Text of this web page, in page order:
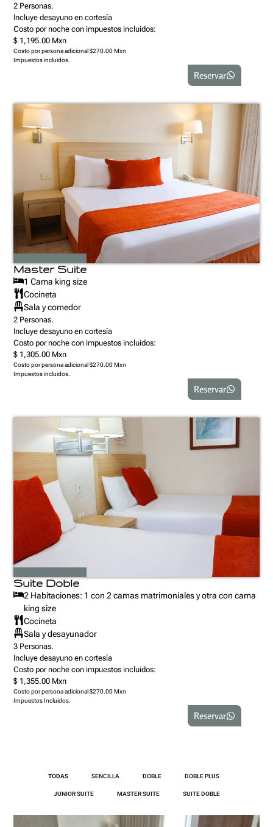
2 Personas.
Incluye desayuno en cortesía
Costo por noche con impuestos incluidos:
$ 1,195.00 Mxn
Costo por persona adicional $270.00 Mxn
Impuestos incluidos.
Reservar
Master Suite
1 Cama king size
Cocineta
Sala y comedor
2 Personas.
Incluye desayuno en cortesía
Costo por noche con impuestos incluidos:
$ 1,305.00 Mxn
Costo por persona adicional $270.00 Mxn
Impuestos incluidos.
Reservar
Suite Doble
2 Habitaciones: 1 con 2 camas matrimoniales y otra con cama
king size
Cocineta
Sala y desayunador
3 Personas.
Incluye desayuno en cortesía
Costo por noche con impuestos incluidos:
$ 1,355.00 Mxn
Costo por persona adicional $270.00 Mxn
Impuestos Incluidos.
Reservar
TODAS SENCILLA DOBLE DOBLE PLUS
JUNIOR SUITE MASTER SUITE SUITE DOBLE